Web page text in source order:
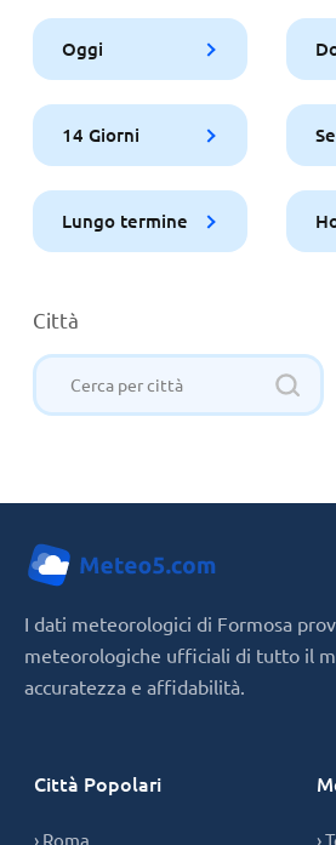
Oggi
14 Giorni
Lungo termine
Città
I dati meteorologici di Formosa
meteorologiche ufficiali di tutto il
accuratezza e affidabilità.
Città Popolari
› Roma ›